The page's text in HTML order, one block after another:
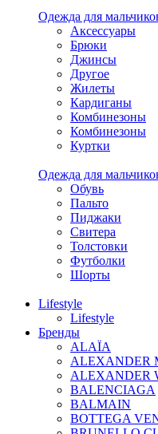
Одежда для
Аксессуары
Брюки
Джинсы
Другое
Жилеты
Кардиганы
Комбинезоны
Комбинезоны
Куртки
Одежда для
Обувь
Пальто
Пиджаки
Свитера
Толстовки
Футболки
Шорты
Lifestyle
Lifestyle
Бренды
ALAÏA
ALEXANDER
ALEXANDER
BALENCIAGA
BALMAIN
BOTTEGA